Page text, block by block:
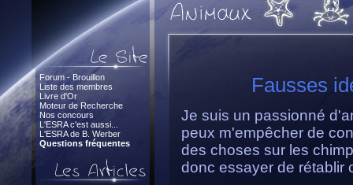
Forum - Brouillon
Liste des membres
Livre d'Or
Moteur de Recherche
Nos concours
L'ESRA c'est aussi...
L'ESRA de B. Werber
Questions fréquentes
Fausses
Je suis un passionné
peux m'empêcher de
des choses sur les
donc essayer de rétablir